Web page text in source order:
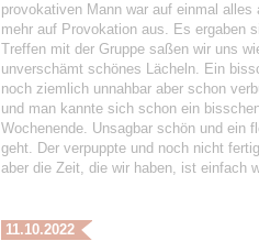
provokativen Mann war auf einmal
mehr auf Provokation aus. Es ergaben
Treffen mit der Gruppe saßen wir uns
unverschämt schönes Lächeln. Ein
noch ziemlich unnahbar aber schon
und man kannte sich schon ein
Wochenende. Unsagbar schön und ein
geht. Der verpuppte und noch nicht
aber die Zeit, die wir haben, ist einfach
11.10.2022